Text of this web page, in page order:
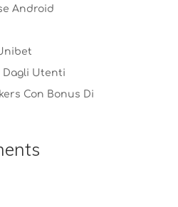
Android
Dagli Utenti
Con Bonus Di